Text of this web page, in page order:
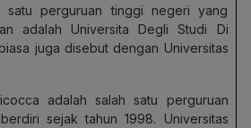
satu perguruan tinggi negeri yang
adalah Universita Degli Studi Di
juga disebut dengan Universitas
adalah salah satu perguruan
sejak tahun 1998. Universitas